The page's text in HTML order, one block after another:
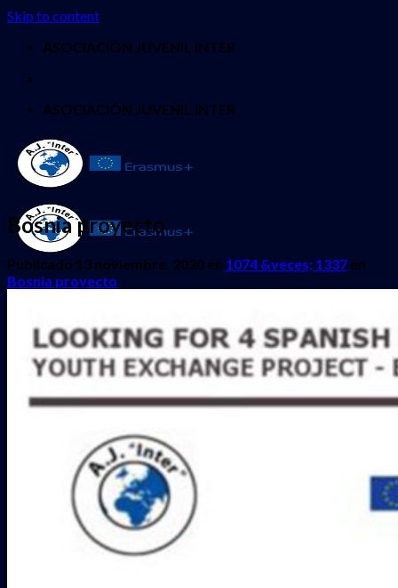
Skip to content
ASOCIACIÓN JUVENIL INTER
ASOCIACIÓN JUVENIL INTER
QUIENES SOMOS
PROYECTOS
Erasmus + Juventud
CES
COLABORADORES
CONTACTO
Bosnia proyecto
Publicado 13 noviembre, 2020 en 1074 &veces; 1337 en
Bosnia proyecto